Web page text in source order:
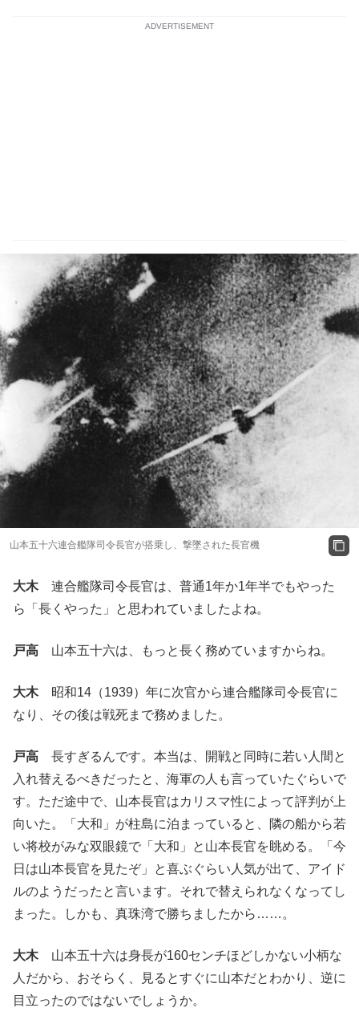
ADVERTISEMENT
山本五十六連合艦隊司令長官が搭乗し、撃墜された長官機
大木連合艦隊司令長官は、普通1年か1年半でもやった
ら「長くやった」と思われていましたよね。
戸高 山本五十六は、もっと長く務めていますからね。
大木昭和14（1939）年に次官から連合艦隊司令長官に
なり、その後は戦死まで務めました。
戸高 長すぎるんです。本当は、開戦と同時に若い人間と
入れ替えるべきだったと、海軍の人も言っていたぐらいで
す。ただ途中で、山本長官はカリスマ性によって評判が上
向いた。「大和」が柱島に泊まっていると、隣の船から若
い将校がみな双眼鏡で「大和」と山本長官を眺める。「今
日は山本長官を見たぞ」と喜ぶぐらい人気が出て、アイド
ルのようだったと言います。それで替えられなくなってし
まった。しかも、真珠湾で勝ちましたから……。
大木山本五十六は身長が160センチほどしかない小柄な
人だから、おそらく、見るとすぐに山本だとわかり、逆に
目立ったのではないでしょうか。